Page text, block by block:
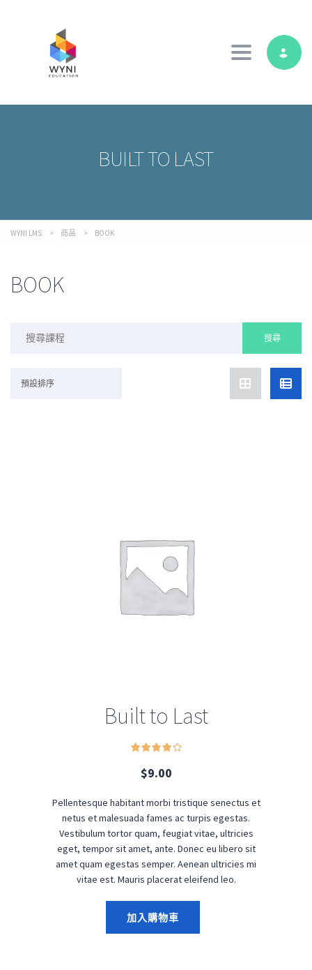
Toggle
BUILT TO LAST
WYNI LMS > 商品 > BOOK
BOOK
預設排序
Built to Last
$9.00
Pellentesque habitant morbi tristique senectus et
netus et malesuada fames ac turpis egestas.
Vestibulum tortor quam, feugiat vitae, ultricies
eget, tempor sit amet, ante. Donec eu libero sit
amet quam egestas semper. Aenean ultricies mi
vitae est. Mauris placerat eleifend leo.
加入購物車